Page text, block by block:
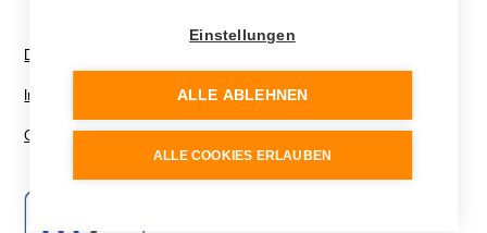
Datenschutz
Impressum
Cookie Einstellungen
Einstellungen
ALLE ABLEHNEN
ALLE COOKIES ERLAUBEN